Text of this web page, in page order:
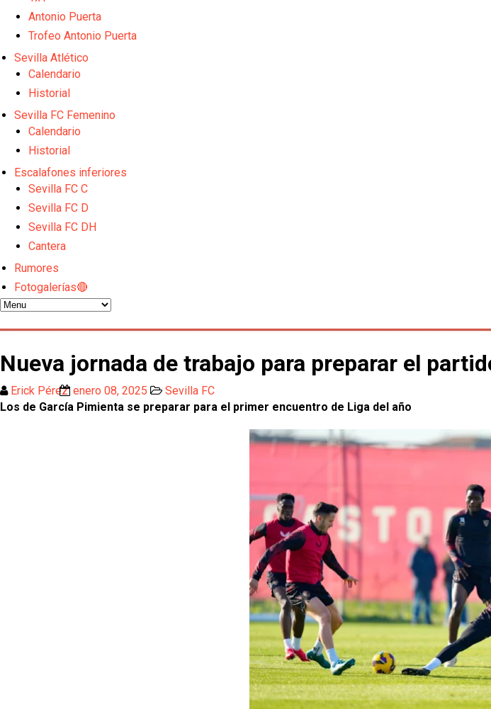
Los posibles herederos del número 16 tras la marcha de Juanlu
Alberto Flores, muy cerca de convertirse en nuevo jugador del Granada CF
IDV reclama dinero al Sevilla por Mercado
Antonio Puerta
Trofeo Antonio Puerta
Sevilla Atlético
Calendario
Historial
Sevilla FC Femenino
Calendario
Historial
Escalafones inferiores
Sevilla FC C
Sevilla FC D
Sevilla FC DH
Cantera
Rumores
Fotogalerías🔴
Nueva jornada de trabajo para preparar el
Erick Pérez enero 08, 2025
Sevilla FC
Los de García Pimienta se preparar para el primer encuentro de Liga del año